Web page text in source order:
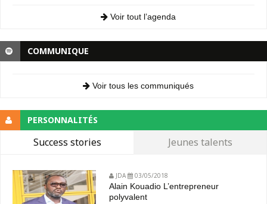
Voir tout l’agenda
COMMUNIQUE
Voir tous les communiqués
PERSONNALITÉS
Success stories Jeunes talents
JDA 03/05/2018
Alain Kouadio L’entrepreneur
polyvalent